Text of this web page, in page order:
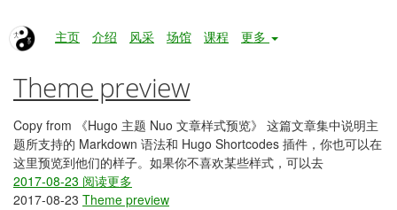
主页 介绍 风采 场馆 课程 更多
Theme preview
Theme preview
Copy from 《Hugo 主题 Nuo 文章样式预览》 这篇文章集中说明主
题所支持的 Markdown 语法和 Hugo Shortcodes 插件，你也可以在
这里预览到他们的样子。如果你不喜欢某些样式，可以去
2017-08-23 阅读更多
2017-08-23 Theme preview